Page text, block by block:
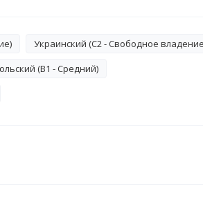
Украинский (C2 - Свободное
(B1 - Средний)